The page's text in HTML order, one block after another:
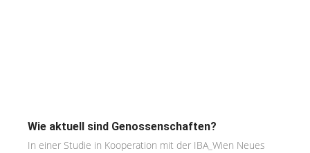
Wie aktuell sind Genossenschaften?
In einer Studie in Kooperation mit der IBA_Wien Neues